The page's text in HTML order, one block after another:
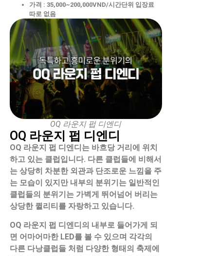
가격 : 35,000~200,000VND/시간단위 입장료
따로 없음
OQ 라운지 펍 디엔디
OQ 라운지 펍 디엔디
OQ 라운지 펍 디엔디는 바흐당 거리에 위치
하고 있는 클럽입니다. 다른 클럽들에 비해서
는 상당히 차분한 외관과 단조로운 느낌을 주
는 모습이 있지만 내부의 분위기는 일반적인
클럽들의 분위기는 가벽게 뛰어넘어 버리는
상당한 퀼리티를 자랑하고 있습니다.
OQ 라운지 펍 디엔디의 내부로 들어가게 되
면 어마어마한 LED를 볼 수 있으며 각각의
다른 다낭클럽들 처럼 다양한 형태의 축제에